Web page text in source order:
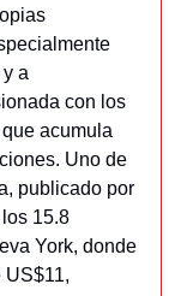
a
con los
acumula
Uno de
publicado por
15.8
York, donde
US$11,